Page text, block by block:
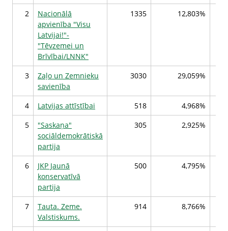
2
Nacionālā
apvienība "Visu
Latvijai!"-
"Tēvzemei un
Brīvībai/LNNK"
1335 12,803%
3
Zaļo un Zemnieku
savienība
3030 29,059%
4 Latvijas attīstībai 518
4,968%
5
"Saskaņa"
sociāldemokrātiskā
partija
305 2,925%
6
JKP Jaunā
konservatīvā
partija
500 4,795%
7
Tauta. Zeme.
Valstiskums.
914 8,766%